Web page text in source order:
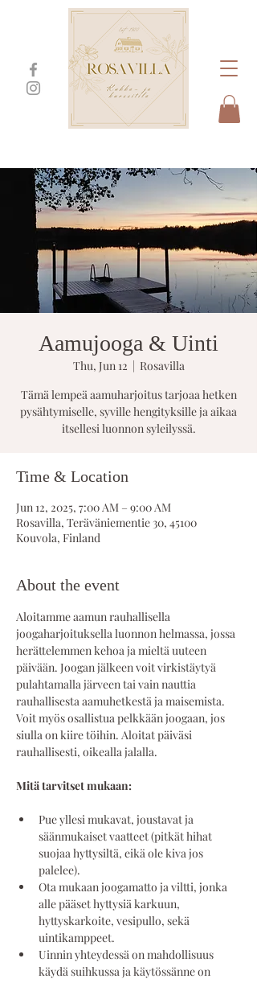
Aamujooga & Uinti
Thu, Jun 12
  |
Rosavilla
Tämä lempeä aamuharjoitus tarjoaa hetken
pysähtymiselle, syville hengityksille ja aikaa
itsellesi luonnon syleilyssä.
Time & Location
Jun 12, 2025, 7:00 AM – 9:00 AM
Rosavilla, Teräväniementie 30, 45100
Kouvola, Finland
About the event
Aloitamme aamun rauhallisella
joogaharjoituksella luonnon helmassa, jossa
herättelemmen kehoa ja mieltä uuteen
päivään. Joogan jälkeen voit virkistäytyä
pulahtamalla järveen tai vain nauttia
rauhallisesta aamuhetkestä ja maisemista.
Voit myös osallistua pelkkään joogaan, jos
siulla on kiire töihin. Aloitat päiväsi
rauhallisesti, oikealla jalalla.
Mitä tarvitset mukaan:
Pue yllesi mukavat, joustavat ja
säänmukaiset vaatteet (pitkät hihat
suojaa hyttysiltä, eikä ole kiva jos
palelee).
Ota mukaan joogamatto ja viltti, jonka
alle pääset hyttysiä karkuun,
hyttyskarkoite, vesipullo, sekä
uintikamppeet.
Uinnin yhteydessä on mahdollisuus
käydä suihkussa ja käytössänne on